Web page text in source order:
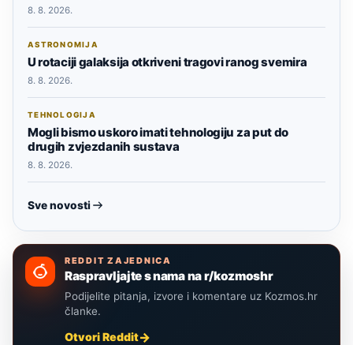
8. 8. 2026.
ASTRONOMIJA
U rotaciji galaksija otkriveni tragovi ranog svemira
8. 8. 2026.
TEHNOLOGIJA
Mogli bismo uskoro imati tehnologiju za put do
drugih zvjezdanih sustava
8. 8. 2026.
Sve novosti
REDDIT ZAJEDNICA
Raspravljajte s nama na r/kozmoshr
Podijelite pitanja, izvore i komentare uz Kozmos.hr
članke.
Otvori Reddit